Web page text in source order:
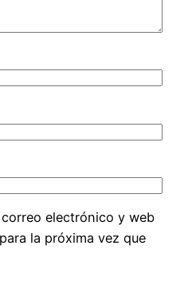
electrónico y web
la próxima vez que